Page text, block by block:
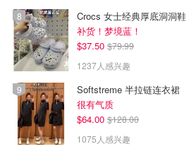
Crocs 女士经典厚底洞洞鞋
补货！梦境蓝！
$37.50 $79.99
1237人感兴趣
Softstreme 半拉链连衣裙
很有气质
$64.00 $128.00
1075人感兴趣